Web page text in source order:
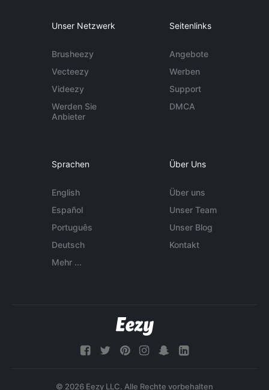
Unser Netzwerk
Brusheezy
Vecteezy
Videezy
Werden Sie
Anbieter
Seitenlinks
Angebote
Werben
Support
DMCA
Sprachen
English
Español
Português
Deutsch
Mehr ...
Über Uns
Über uns
Unser Team
Unser Blog
Kontakt
© 2026 Eezy LLC. Alle Rechte vorbehalten